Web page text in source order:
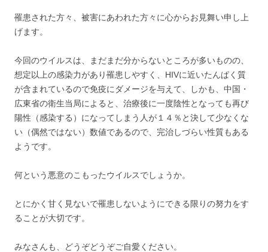
罹患された方々、被害にあわれた方々に心からお見舞い申し上
げます。
今回のウイルスは、まだまだ分からないところが多いものの、
想定以上の感染力があり罹患しやすく、HIVに近いたんぱく質
が含まれているので免疫にダメージを与えて、しかも、中国・
広東省の衛生当局によると、治療後に一度陰性となっても再び
陽性（感染する）になってしまう人が１４％と決して少なくな
い（偶然ではない）数値であるので、完治しづらい性質もある
ようです。
何という悪意のこもったウイルスでしょうか。
とにかく甘く見ないで罹患しないようにできる限りの努力をす
ることが大切です。
みなさんも、どうぞどうぞご自愛ください。